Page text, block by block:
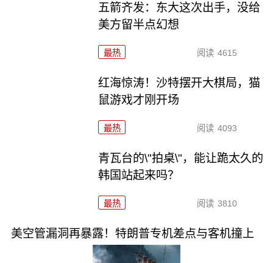
五箭齐发：东大这次出手，没给
美方留半点幻想
最热 阅读 4615
红海惊涛！沙特摆开大棋局，猫
鼠游戏才刚开场
最热 阅读 4093
青瓦台的\"拍桌\"，能让跪太久的
韩国站起来吗？
最热 阅读 3810
美空管漏洞再暴露！特朗普专机差点与客机撞上